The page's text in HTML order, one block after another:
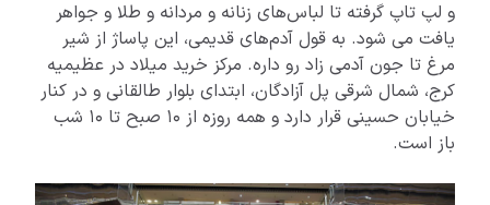
و لپ تاپ گرفته تا لباس‌های زنانه و مردانه و طلا و جواهر
یافت می شود. به قول آدم‌های قدیمی، این پاساژ از شیر
مرغ تا جون آدمی زاد رو داره. مرکز خرید میلاد در عظیمیه
کرج، شمال شرقی پل آزادگان، ابتدای بلوار طالقانی و در کنار
خیابان حسینی قرار دارد و همه روزه از 10 صبح تا 10 شب
باز است.